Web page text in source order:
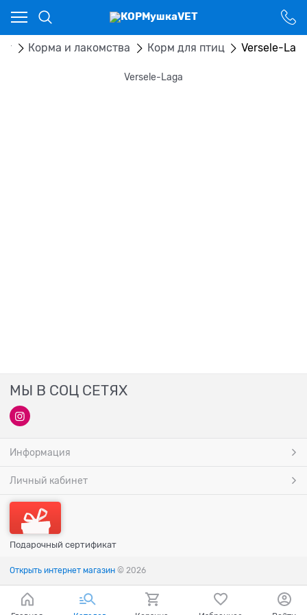
Корма и лакомства Корм для птиц Versele-
Versele-Laga
МЫ В СОЦ СЕТЯХ
Информация
Личный кабинет
Подарочный сертификат
Открыть интернет магазин © 2026
Ваш город - Костанай,
угадали?